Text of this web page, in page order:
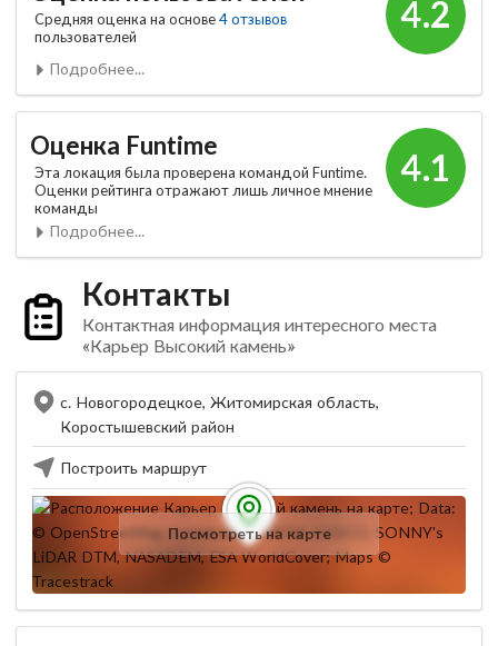
4.2
Средняя оценка на основе4 отзывов
пользователей
Подробнее...
4.1
Оценка Funtime
Эта локация была проверена командой Funtime.
Оценки рейтинга отражают лишь личное мнение
команды
Подробнее...
Контакты
Контактная информация интересного места
«Карьер Высокий камень»
с. Новогородецкое, Житомирская область,
Коростышевский район
Построить маршрут
Посмотреть на карте